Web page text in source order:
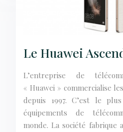
Le Huawei
L’entreprise de
« Huawei » commercialise
depuis 1997. C’est le
équipements de
monde. La société fabrique